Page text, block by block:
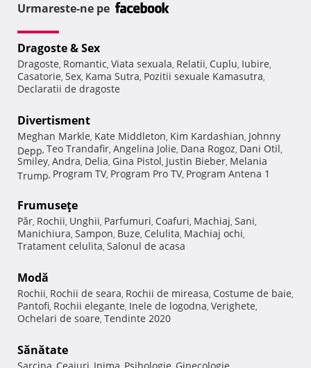
Urmareste-ne pe
Dragoste & Sex
Dragoste, Romantic, Viata sexuala, Relatii, Cuplu, Iubire,
Casatorie, Sex, Kama Sutra, Pozitii sexuale Kamasutra,
Declaratii de dragoste
Divertisment
Meghan Markle, Kate Middleton, Kim Kardashian, Johnny
Depp, Teo Trandafir, Angelina Jolie, Dana Rogoz, Dani Otil,
Smiley, Andra, Delia, Gina Pistol, Justin Bieber, Melania
Trump, Program TV, Program Pro TV, Program Antena 1
Frumuseţe
Păr, Rochii, Unghii, Parfumuri, Coafuri, Machiaj, Sani,
Manichiura, Sampon, Buze, Celulita, Machiaj ochi,
Tratament celulita, Salonul de acasa
Modă
Rochii, Rochii de seara, Rochii de mireasa, Costume de baie,
Pantofi, Rochii elegante, Inele de logodna, Verighete,
Ochelari de soare, Tendinte 2020
Sănătate